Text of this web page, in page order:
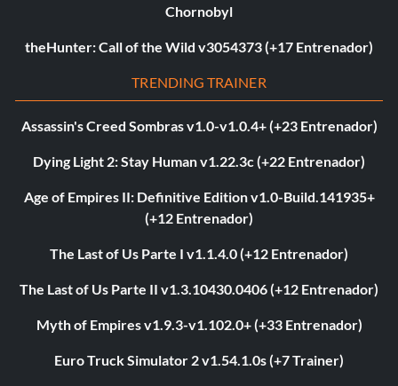
Chornobyl
theHunter: Call of the Wild v3054373 (+17 Entrenador)
TRENDING TRAINER
Assassin's Creed Sombras v1.0-v1.0.4+ (+23 Entrenador)
Dying Light 2: Stay Human v1.22.3c (+22 Entrenador)
Age of Empires II: Definitive Edition v1.0-Build.141935+
(+12 Entrenador)
The Last of Us Parte I v1.1.4.0 (+12 Entrenador)
The Last of Us Parte II v1.3.10430.0406 (+12 Entrenador)
Myth of Empires v1.9.3-v1.102.0+ (+33 Entrenador)
Euro Truck Simulator 2 v1.54.1.0s (+7 Trainer)